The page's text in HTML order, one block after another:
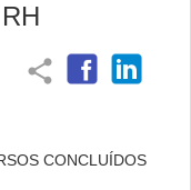
share
CONCLUÍDOS